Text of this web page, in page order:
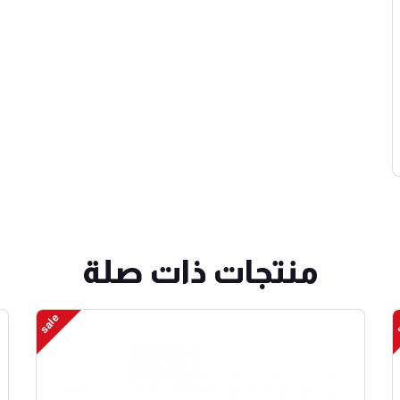
منتجات ذات صلة
sale